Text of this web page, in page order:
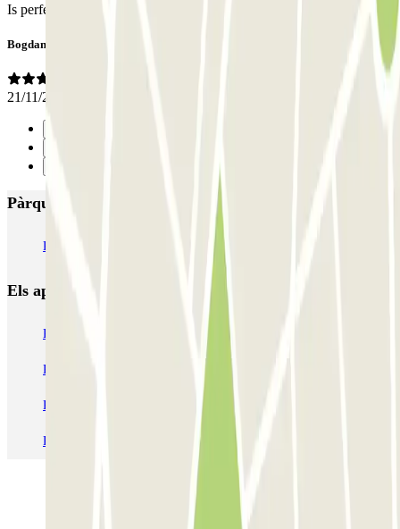
Is perfect. Thank you.
Bogdan
21/11/2024
Pàrquings més valorats a Delft
ParkBee Antonia Veerstraat Parkbee Michiel de Ruyterweg
Els aparcaments més reservats
Pàrquing a Barcelona
Pàrquing a Aeroport de Barcelona-El Prat (BCN)
Pàrquing T1 AENA Aeropuerto Barcelona-El Prat
Pàrquing a Madrid Pàrquing a Venecia